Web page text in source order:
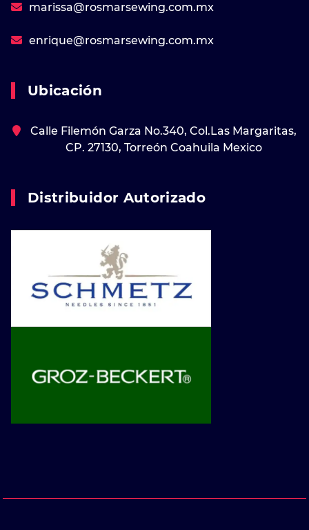
marissa@rosmarsewing.com.mx
enrique@rosmarsewing.com.mx
Ubicación
Calle Filemón Garza No.340, Col.Las Margaritas,
CP. 27130, Torreón Coahuila Mexico
Distribuidor Autorizado